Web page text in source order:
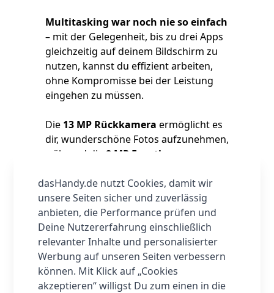
Multitasking war noch nie so einfach
– mit der Gelegenheit, bis zu drei Apps
gleichzeitig auf deinem Bildschirm zu
nutzen, kannst du effizient arbeiten,
ohne Kompromisse bei der Leistung
eingehen zu müssen.
Die 13 MP Rückkamera ermöglicht es
dir, wunderschöne Fotos aufzunehmen,
während die 8 MP Frontkamera
garantiert. Selbst in4K mit 30 fps
kannst du beeindruckende Videos
aufnehmen, die deine Erinnerungen
lebendig halten. Mit dem integrierten
OnePlus AIerhältst du intelligente
Funktionen, die deine Nutzererfahrung
noch besser machen.
dasHandy.de nutzt Cookies, damit wir
unsere Seiten sicher und zuverlässig
anbieten, die Performance prüfen und
Deine Nutzererfahrung einschließlich
relevanter Inhalte und personalisierter
Werbung auf unseren Seiten verbessern
können. Mit Klick auf „Cookies
akzeptieren“ willigst Du zum einen in die